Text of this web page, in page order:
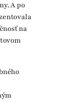
A po
na